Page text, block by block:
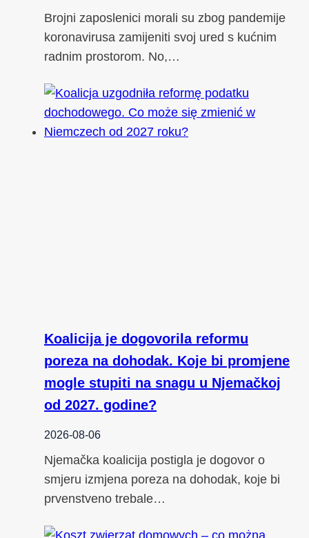
Brojni zaposlenici morali su zbog pandemije
koronavirusa zamijeniti svoj ured s kućnim
radnim prostorom. No,…
Koalicija je dogovorila reformu
poreza na dohodak. Koje bi promjene
mogle stupiti na snagu u Njemačkoj
od 2027. godine?
2026-08-06
Njemačka koalicija postigla je dogovor o
smjeru izmjena poreza na dohodak, koje bi
prvenstveno trebale…